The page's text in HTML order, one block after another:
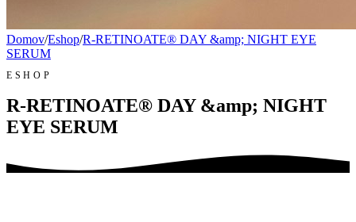
Domov/Eshop/R-RETINOATE® DAY &amp; NIGHT EYE
SERUM
ESHOP
R-RETINOATE® DAY &amp; NIGHT
EYE SERUM